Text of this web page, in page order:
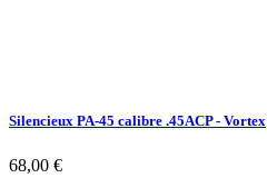
Silencieux PA-45 calibre .45ACP - Vortex
68,00 €